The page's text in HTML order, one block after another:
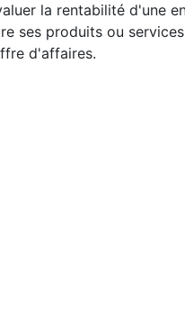
la rentabilité d'une
ses produits ou
d'affaires.